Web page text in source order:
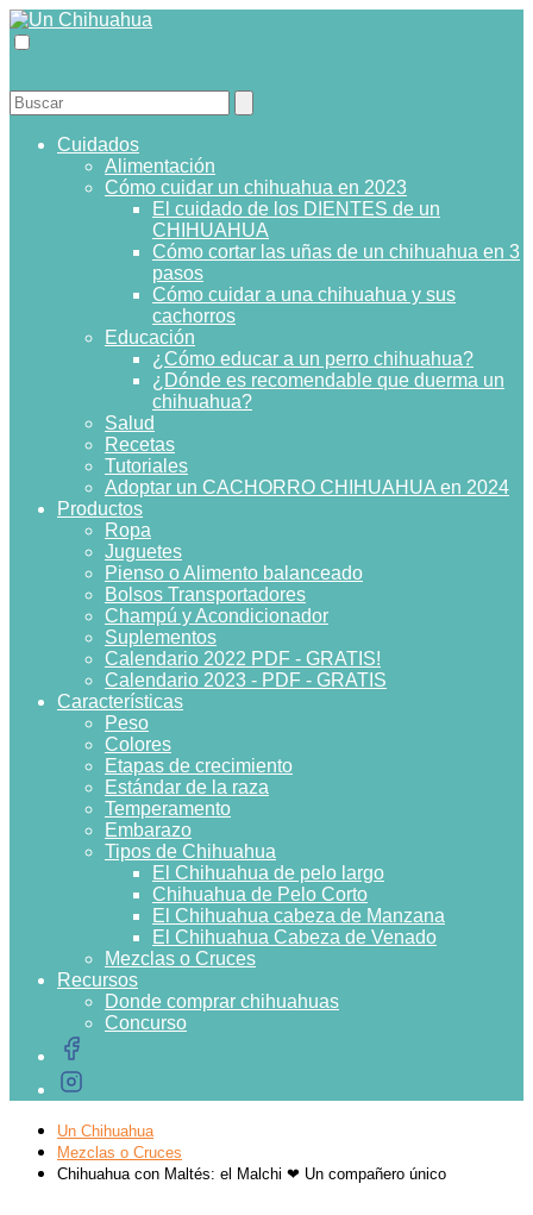
Cuidados
Alimentación
Cómo cuidar un chihuahua en 2023
El cuidado de los DIENTES de un
CHIHUAHUA
Cómo cortar las uñas de un chihuahua en 3
pasos
Cómo cuidar a una chihuahua y sus
cachorros
Educación
¿Cómo educar a un perro chihuahua?
¿Dónde es recomendable que duerma un
chihuahua?
Salud
Recetas
Tutoriales
Adoptar un CACHORRO CHIHUAHUA en 2024
Productos
Ropa
Juguetes
Pienso o Alimento balanceado
Bolsos Transportadores
Champú y Acondicionador
Suplementos
Calendario 2022 PDF - GRATIS!
Calendario 2023 - PDF - GRATIS
Características
Peso
Colores
Etapas de crecimiento
Estándar de la raza
Temperamento
Embarazo
Tipos de Chihuahua
El Chihuahua de pelo largo
Chihuahua de Pelo Corto
El Chihuahua cabeza de Manzana
El Chihuahua Cabeza de Venado
Mezclas o Cruces
Recursos
Donde comprar chihuahuas
Concurso
Un Chihuahua
Mezclas o Cruces
Chihuahua con Maltés: el Malchi ❤ Un compañero único